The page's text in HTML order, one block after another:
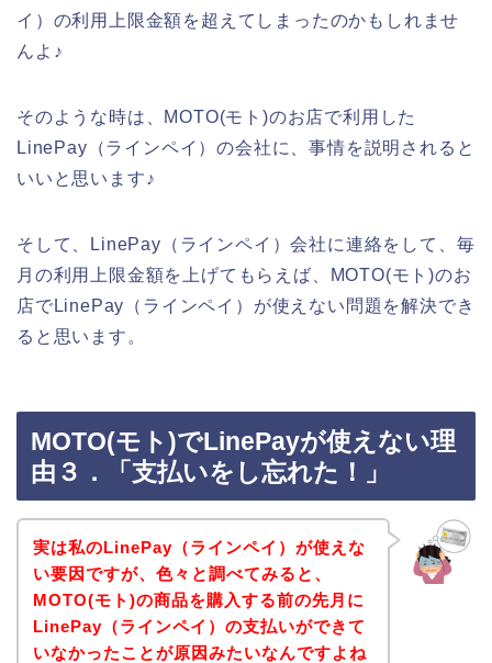
イ）の利用上限金額を超えてしまったのかもしれませ
んよ♪
そのような時は、MOTO(モト)のお店で利用した
LinePay（ラインペイ）の会社に、事情を説明されると
いいと思います♪
そして、LinePay（ラインペイ）会社に連絡をして、毎
月の利用上限金額を上げてもらえば、MOTO(モト)のお
店でLinePay（ラインペイ）が使えない問題を解決でき
ると思います。
MOTO(モト)でLinePayが使えない理
由３．「支払いをし忘れた！」
実は私のLinePay（ラインペイ）が使えな
い要因ですが、色々と調べてみると、
MOTO(モト)の商品を購入する前の先月に
LinePay（ラインペイ）の支払いができて
いなかったことが原因みたいなんですよね